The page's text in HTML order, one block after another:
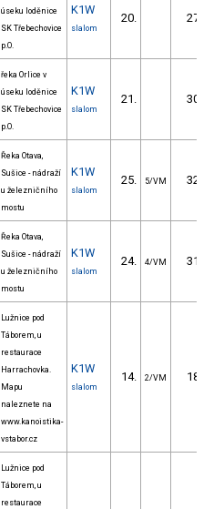
úseku loděnice
SK Třebechovice
p.O.
K1W
slalom
20. 27.10
řeka Orlice v
úseku loděnice
SK Třebechovice
p.O.
K1W
slalom
21. 30.20
Řeka Otava,
Sušice - nádraží
u železničního
mostu
K1W
slalom
25. 5/VM 32.72
Řeka Otava,
Sušice - nádraží
u železničního
mostu
K1W
slalom
24. 4/VM 31.24
Lužnice pod
Táborem, u
restaurace
Harrachovka.
Mapu
naleznete na
www.kanoistika-
vstabor.cz
K1W
slalom
14. 2/VM 18.45
Lužnice pod
Táborem, u
restaurace